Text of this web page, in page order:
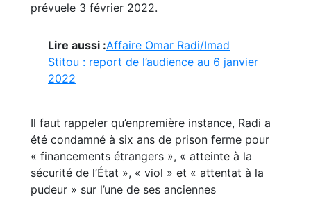
prévuele 3 février 2022.
Lire aussi :Affaire Omar Radi/Imad
Stitou : report de l’audience au 6 janvier
2022
Il faut rappeler qu’enpremière instance, Radi a
été condamné à six ans de prison ferme pour
« financements étrangers », « atteinte à la
sécurité de l’État », « viol » et « attentat à la
pudeur » sur l’une de ses anciennes